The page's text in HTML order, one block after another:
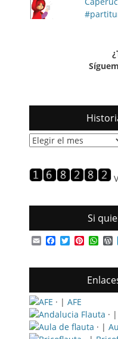
Historial
Si
EmailFacebook
Twitter
· | AFE
· |
· |